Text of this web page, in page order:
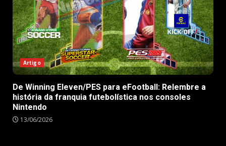
Artigo
De Winning Eleven/PES para eFootball: Relembre a
história da franquia futebolística nos consoles
Nintendo
13/06/2026